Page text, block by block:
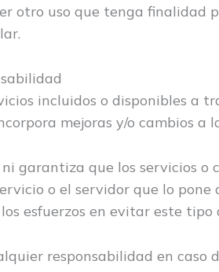
otro uso que tenga finalidad
incluidos o disponibles a
mejoras y/o cambios a
garantiza que los servicios o
o el servidor que lo
esfuerzos en evitar este tipo
responsabilidad en caso